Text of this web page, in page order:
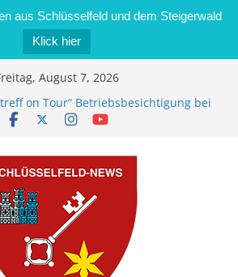
aus Schlüsselfeld und dem Steigerwald
Klick hier
August 7, 2026
on Tour“ Betriebsbesichtigung bei
Zimmermann GmbH
Sägewerk in Bernroth schnell unter
bietet Online-Anmeldung für
an
im Wert von 600 Euro